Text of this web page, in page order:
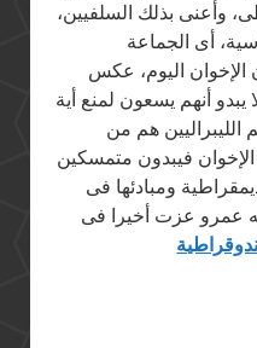
وأعنى بذلك السلفيين،
أى الجماعة
الإخوان اليوم، عكس
يبدو أنهم يسعون لمنع أية
الليبراليين هم من
الإخوان فيبدون متمسكين
ومبادئها فى
عمرو عزت أخيرا فى